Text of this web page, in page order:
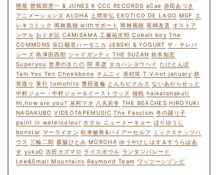
態屋 曽我部恵一 & JUNES K CCC RECORDS aCae 赤田あつき
アニメーションズ ALOHA 上間常弘 EXOTICO DE LAGO MGF エ
レキコミック 岡林風穂 withサポート 岡林風穂 尾崎友直 オストア
ンデル おとぎ話 CAMISAMA 工藤祐次郎 Cobalt boy The
COMMONS 笹口騒音ハーモニカ JEBSKI & YOGURT ザ・テレパ
シーズ 島津田四郎 シャイガンティ THE SUZAN 鈴木知宏
Superyou 世界のきたの 関 美彦 タカハシヨウヘイ たけとんぼ
Tam Yos Ten Cheekbone チムニィ 茶封筒 T.V.not january 鉄
骨渡り 東行 tomohiro 豊田道倫 とんちピクルス ないあがらせっと
中村ジョー・中村ジョー＆イーストウッズ 猫戦 haikarahakuti
Hi,how are you? 灰村マオ 八丸於冬 THE BEACHES HIROYUKI
NAGAKUBO VIDEOTAPEMUSIC The Fascism 冬の踊り子
paint in watercolour ホテル ニュートーキョー ほりゆうじ
bonstar マーライオン 松本敏将&ハイアーセルフ
ミックスナッツハ
ウス
三輪二郎 森脇ひとみ MOROHA ゆうやけしはす＆すうらばあ
ず yukaD 吉田カズマロ ライスボウル ランタンパレード
Lee&Small Mountains Raymond Team ワッツーシゾンビ